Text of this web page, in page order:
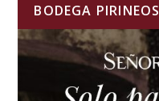
BODEGA PIRINEOS